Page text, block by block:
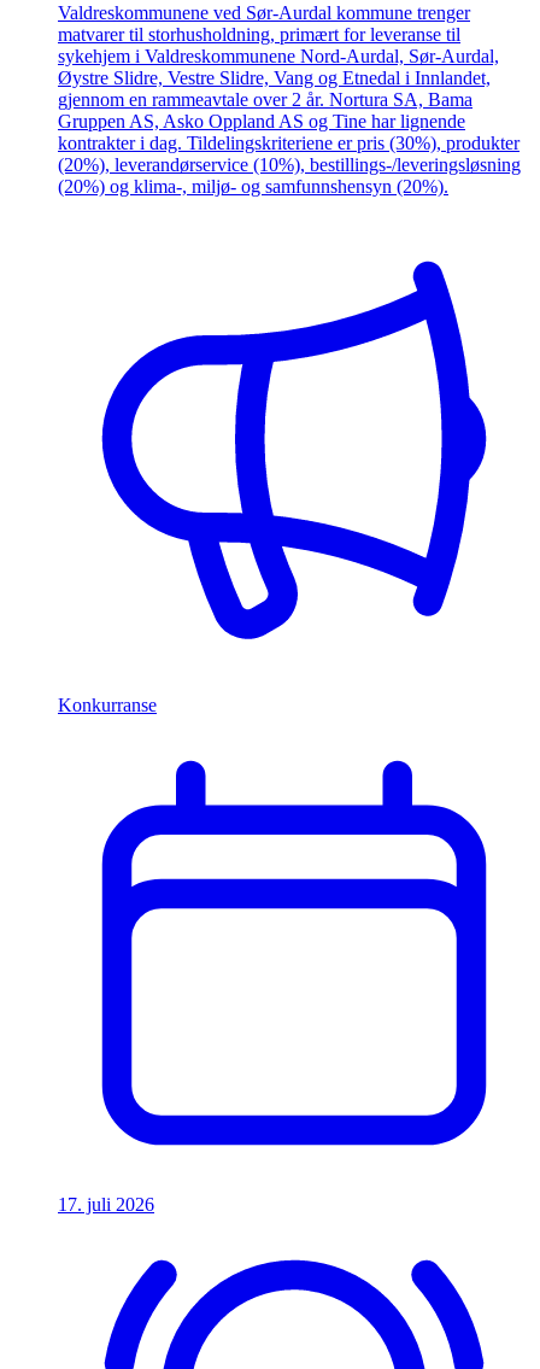
Valdreskommunene ved Sør-Aurdal kommune trenger
matvarer til storhusholdning, primært for leveranse til
sykehjem i Valdreskommunene Nord-Aurdal, Sør-Aurdal,
Øystre Slidre, Vestre Slidre, Vang og Etnedal i Innlandet,
gjennom en rammeavtale over 2 år. Nortura SA, Bama
Gruppen AS, Asko Oppland AS og Tine har lignende
kontrakter i dag. Tildelingskriteriene er pris (30%), produkter
(20%), leverandørservice (10%), bestillings-/leveringsløsning
(20%) og klima-, miljø- og samfunnshensyn (20%).
Konkurranse
17. juli 2026